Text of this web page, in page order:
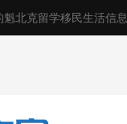
北克留学移民生活信息